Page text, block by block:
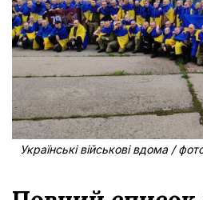
Українські військові вдома /